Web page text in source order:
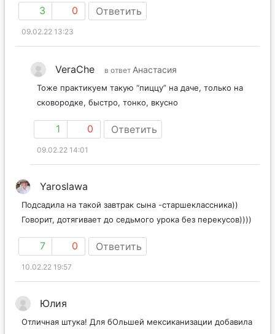
3 0 Ответить
09.02.22 13:23
VeraChe в ответ Анастасия
Тоже практикуем такую “пиццу” на даче, только на
сковородке, быстро, тонко, вкусно
1 0 Ответить
09.02.22 14:01
Yaroslawa
Подсадила на такой завтрак сына -старшеклассника))
Говорит, дотягивает до седьмого урока без перекусов))))
7 0 Ответить
10.02.22 19:57
Юлия
Отличная штука! Для бОльшей мексиканизации добавила